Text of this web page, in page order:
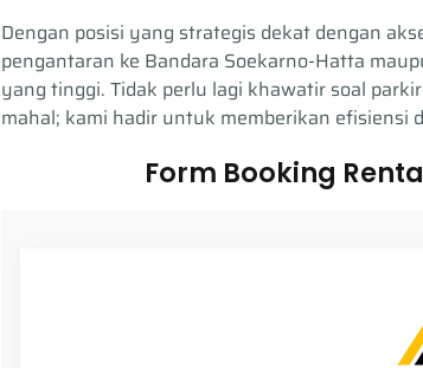
Dengan posisi yang strategis dekat dengan
pengantaran ke Bandara Soekarno-Hatta
yang tinggi. Tidak perlu lagi khawatir soal
mahal; kami hadir untuk memberikan efisiensi
Form Booking